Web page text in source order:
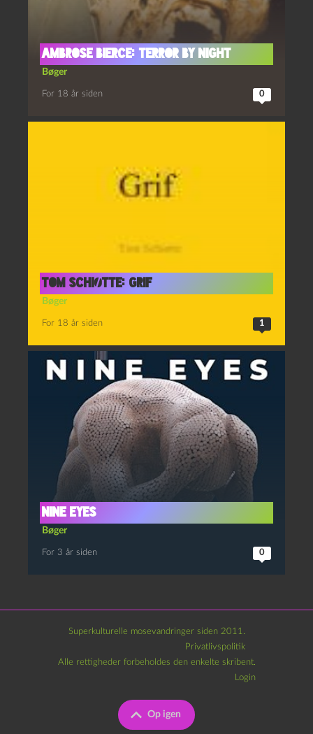
Ambrose Bierce: Terror by Night
Bøger
For 18 år siden 0
Tom Schiøtte: Grif
Bøger
For 18 år siden 1
Nine Eyes
Bøger
For 3 år siden 0
Superkulturelle mosevandringer siden 2011.
Privatlivspolitik
Op igen
Alle rettigheder forbeholdes den enkelte skribent.
Login